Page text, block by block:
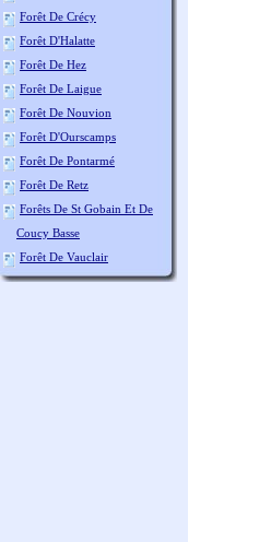
Forêt De Crécy
Forêt D'Halatte
Forêt De Hez
Forêt De Laigue
Forêt De Nouvion
Forêt D'Ourscamps
Forêt De Pontarmé
Forêt De Retz
Forêts De St Gobain Et De
Coucy Basse
Forêt De Vauclair